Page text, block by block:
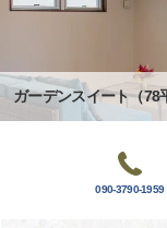
ガーデンスイート（78
090-3790-1959